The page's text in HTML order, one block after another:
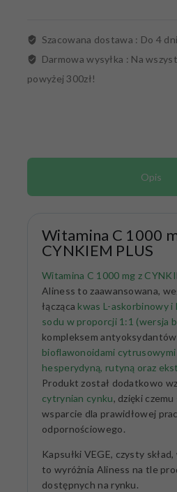
Szacowana dostawa : Do 4
Darmowa wysyłka : Na
powyżej 300zł!
Opis
Witamina C 1000
CYNKIEM PLUS
Witamina C 1000 mg z
Aliness to zaawansowana,
łącząca kwas L-askorbinowy i
sodu w proporcji 1:1 (wersja
kompleksem
bioflawonoidami cytrusowymi
hesperydyną, rutyną oraz
Produkt został dodatkowo
cytrynian cynku, dzięki
wsparcie dla prawidłowej
odpornościowego.
Kapsułki VEGE, czysty
to wyróżnia Aliness na tle
dostępnych na rynku.